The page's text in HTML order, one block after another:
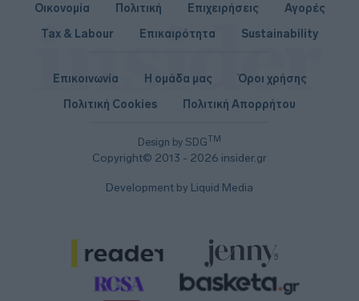
Οικονομία Πολιτική Επιχειρήσεις
Αγορές
Tax & Labour
Επικαιρότητα Sustainability
Design by SDGTM
Copyright© 2013 - 2026 insider.gr
Επικοινωνία Η ομάδα μας
Όροι χρήσης
Πολιτική Cookies
Πολιτική Απορρήτου
Development by Liquid Media